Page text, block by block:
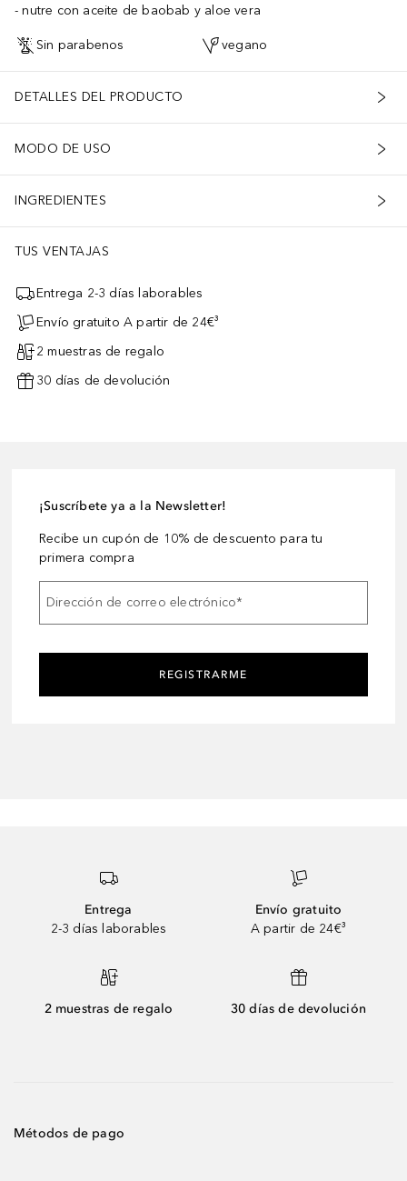
nutre con aceite de baobab y aloe vera
Sin parabenos vegano
DETALLES DEL PRODUCTO
MODO DE USO
INGREDIENTES
TUS VENTAJAS
Entrega 2-3 días laborables
Envío gratuito A partir de 24€³
2 muestras de regalo
30 días de devolución
¡Suscríbete ya a la Newsletter!
Recibe un cupón de 10% de descuento para tu
primera compra
Dirección de correo electrónico*
REGISTRARME
Entrega
2-3 días laborables
Envío gratuito
A partir de 24€³
2 muestras de regalo 30 días de devolución
Métodos de pago